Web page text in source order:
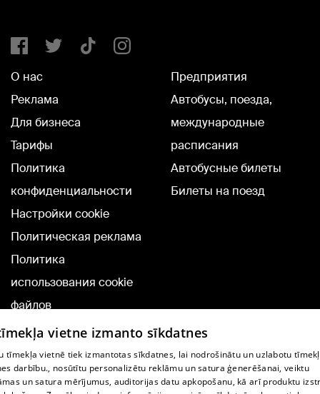
О нас
Реклама
Для бизнеса
Тарифы
Политика
конфиденциальности
Настройки cookie
Политическая реклама
Политика
использования cookie
файлов
Добавление
комментариев
Предприятия
Автобусы, поезда,
международные
расписания
Автобусные билеты
Билеты на поезд
TВ-программа
vietne izmanto sīkdatnes
tīmekļa vietnē tiek izmantotas sīkdatnes, lai nodrošinātu un uzlabotu
darbību., nosūtītu personalizētu reklāmu un satura ģenerēšanai, veiktu
un satura mērījumus, auditorijas datu apkopošanu, kā arī produktu